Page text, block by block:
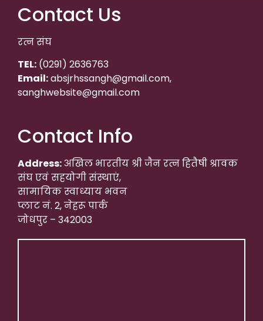
Contact Us
रत्न संघ
TEL: (0291) 2636763
Email:absjrhssangh@gmail.com,
sanghwebsite@gmail.com
Contact Info
Address:अखिल भारतीय श्री जैन रत्न हितैषी श्रावक
संघ एवं सहयोगी संस्थाएं,
सामायिक स्वाध्याय भवन
प्लाट नं. 2, नेहरू पार्क
जोधपुर – 342003